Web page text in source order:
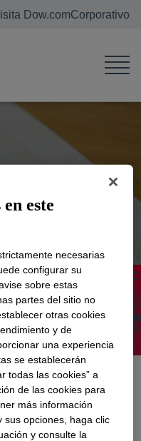
Dow.comCorporativo
Medios
relacionada con
este
necesarias
configurar su
sobre estas
partes del sitio no
otras cookies
y de
una experiencia
se establecerán
todas las cookies” a
de las cookies para
más información
sus opciones, haga clic
y consulte la